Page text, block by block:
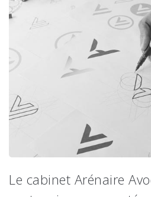
Le cabinet Arénaire